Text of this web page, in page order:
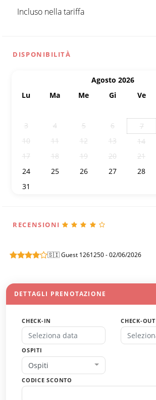
Incluso nella tariffa
DISPONIBILITÀ
Agosto 2026
Lu
Ma Me Gi Ve
3
4 5 6 7
10
11 12 13 14
17
18 19 20 21
24
25 26 27 28
31
RECENSIONI
🇸🇮 Guest 1261250 - 02/06/2026
DETTAGLI PRENOTAZIONE
CHECK-IN CHECK-OUT
OSPITI
Ospiti
CODICE SCONTO